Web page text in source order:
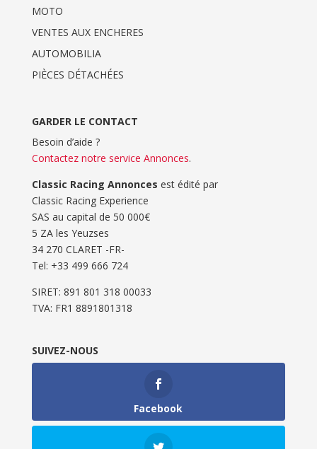
MOTO
VENTES AUX ENCHERES
AUTOMOBILIA
PIÈCES DÉTACHÉES
GARDER LE CONTACT
Besoin d’aide ?
Contactez notre service Annonces.
Classic Racing Annonces est édité par
Classic Racing Experience
SAS au capital de 50 000€
5 ZA les Yeuzses
34 270 CLARET -FR-
Tel: ‭+33 499 666 724‬
SIRET: 891 801 318 00033
TVA: FR1 8891801318
SUIVEZ-NOUS
Facebook